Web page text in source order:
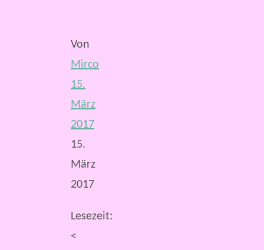
Von
Mirco
15.
März
2017
15.
März
2017
Lesezeit:
<